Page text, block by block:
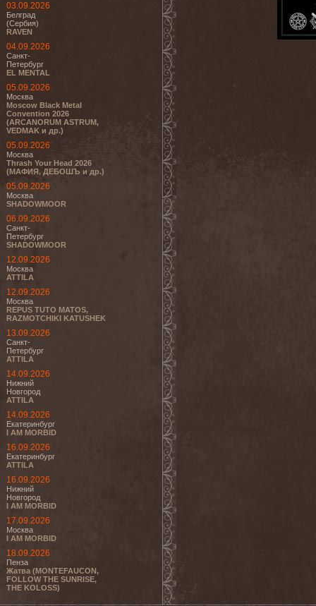
03.09.2026
Белград
(Сербия)
RAVEN
04.09.2026
Санкт-
Петербург
EL MENTAL
05.09.2026
Москва
Moscow Black Metal
Convention 2026
(ARCANORUM ASTRUM,
VEDMAK и др.)
05.09.2026
Москва
Thrash Your Head 2026
(МАФИЯ, ДЕБОШЪ и др.)
05.09.2026
Москва
SHADOWMOOR
06.09.2026
Санкт-
Петербург
SHADOWMOOR
12.09.2026
Москва
ATTILA
12.09.2026
Москва
REPUS TUTO MATOS,
RAZMOTCHIKI KATUSHEK
13.09.2026
Санкт-
Петербург
ATTILA
14.09.2026
Нижний
Новгород
ATTILA
14.09.2026
Екатеринбург
I AM MORBID
16.09.2026
Екатеринбург
ATTILA
16.09.2026
Нижний
Новгород
I AM MORBID
17.09.2026
Москва
I AM MORBID
18.09.2026
Пенза
Жатва (MONTEFAUCON,
FOLLOW THE SUNRISE,
THE KOLOSS)